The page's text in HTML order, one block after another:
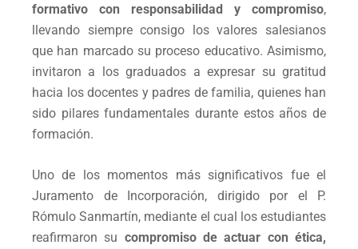
formativo con responsabilidad y compromiso,
llevando siempre consigo los valores salesianos
que han marcado su proceso educativo. Asimismo,
invitaron a los graduados a expresar su gratitud
hacia los docentes y padres de familia, quienes han
sido pilares fundamentales durante estos años de
formación.
Uno de los momentos más significativos fue el
Juramento de Incorporación, dirigido por el P.
Rómulo Sanmartín, mediante el cual los estudiantes
reafirmaron su compromiso de actuar con ética,